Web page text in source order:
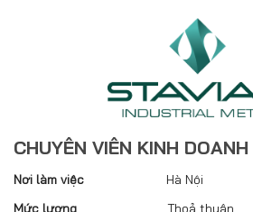
CHUYÊN VIÊN KINH
Nơi làm việc
Hà Nội
Mức lương
Thoả thuận